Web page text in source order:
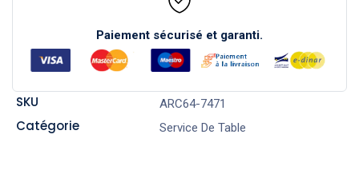
Paiement sécurisé et garanti.
SKU ARC64-7471
Catégorie Service De Table